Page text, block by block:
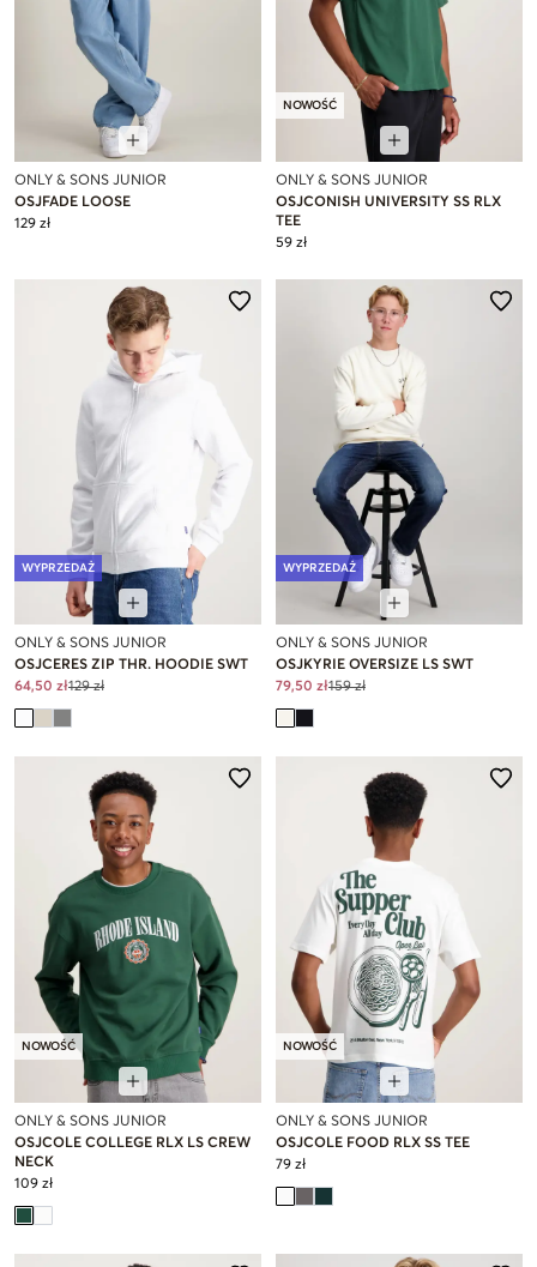
ONLY & SONS JUNIOR
OSJFADE LOOSE
129 zł
NOWOŚĆ
ONLY & SONS JUNIOR
OSJCONISH UNIVERSITY SS RLX
TEE
59 zł
WYPRZEDAŻ
ONLY & SONS JUNIOR
OSJCERES ZIP THR. HOODIE SWT
64,50 zł129 zł
WYPRZEDAŻ
ONLY & SONS JUNIOR
OSJKYRIE OVERSIZE LS SWT
79,50 zł159 zł
NOWOŚĆ
ONLY & SONS JUNIOR
OSJCOLE COLLEGE RLX LS CREW
NECK
109 zł
NOWOŚĆ
ONLY & SONS JUNIOR
OSJCOLE FOOD RLX SS TEE
79 zł